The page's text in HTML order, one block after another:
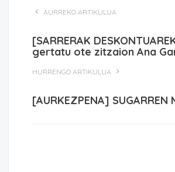
AURREKO ARTIKULUA
[SARRERAK
gertatu ote zitzaion Ana
HURRENGO ARTIKULUA
[AURKEZPENA] SUGARREN